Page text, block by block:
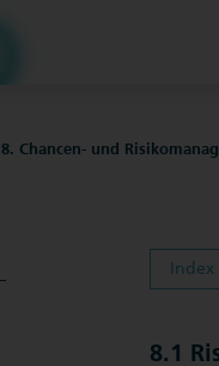
8. Chancen- und
Index
8.1